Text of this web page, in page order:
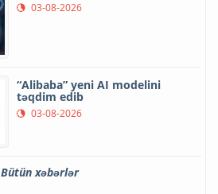
03-08-2026
“Alibaba” yeni AI modelini
təqdim edib
03-08-2026
Bütün xəbərlər